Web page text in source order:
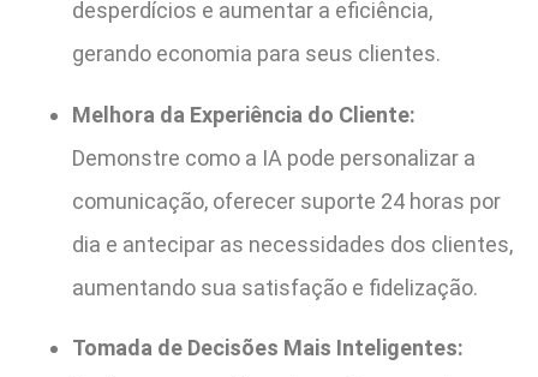
desperdícios e aumentar a eficiência,
gerando economia para seus clientes.
Melhora da Experiência do Cliente:
Demonstre como a IA pode personalizar a
comunicação, oferecer suporte 24 horas por
dia e antecipar as necessidades dos clientes,
aumentando sua satisfação e fidelização.
Tomada de Decisões Mais Inteligentes: